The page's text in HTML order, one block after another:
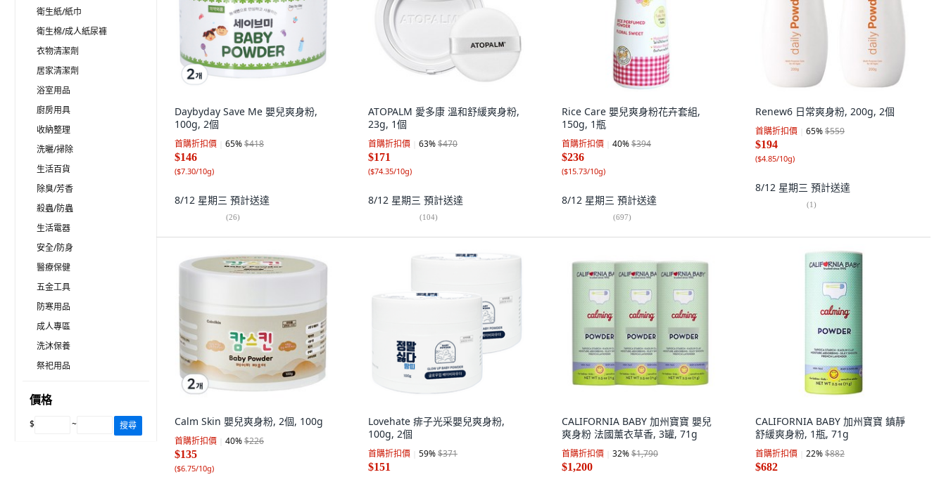
衛生紙/紙巾
衛生棉/成人紙尿褲
衣物清潔劑
居家清潔劑
浴室用品
廚房用具
收納整理
洗曬/掃除
生活百貨
除臭/芳香
殺蟲/防蟲
生活電器
安全/防身
醫療保健
五金工具
防寒用品
成人專區
洗沐保養
祭祀用品
價格
$ ~ 搜尋
Daybyday Save Me 嬰兒爽身粉,
100g, 2個
首購折扣價 65%$418
$146
($7.30/10g)
8/12 星期三 預計送達
(26)
ATOPALM 愛多康 溫和舒緩爽身粉,
23g, 1個
首購折扣價 63%$470
$171
($74.35/10g)
8/12 星期三 預計送達
(104)
Rice Care 嬰兒爽身粉花卉套組,
150g, 1瓶
首購折扣價 40%$394
$236
($15.73/10g)
8/12 星期三 預計送達
(697)
Renew6 日常爽身粉, 200g, 2個
首購折扣價 65%$559
$194
($4.85/10g)
8/12 星期三 預計送達
(1)
Calm Skin 嬰兒爽身粉, 2個, 100g
首購折扣價 40%$226
$135
($6.75/10g)
Lovehate 痱子光采嬰兒爽身粉,
100g, 2個
首購折扣價 59%$371
$151
CALIFORNIA BABY 加州寶寶 嬰兒
爽身粉 法國薰衣草香, 3罐, 71g
首購折扣價 32%$1,790
$1,200
CALIFORNIA BABY 加州寶寶 鎮靜
舒緩爽身粉, 1瓶, 71g
首購折扣價 22%$882
$682